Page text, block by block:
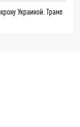
Украиной. Трамп